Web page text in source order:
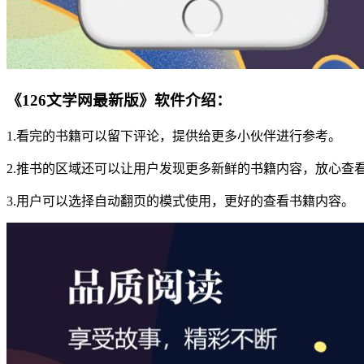
《126文学网最新版》软件介绍：
1.看完的书籍可以留下评论，提供给更多小伙伴进行参考。
2.推书的区域还可以让用户发现更多新鲜的书籍内容，放心查
3.用户可以选择自动翻页的模式使用，更好的查看书籍内容。